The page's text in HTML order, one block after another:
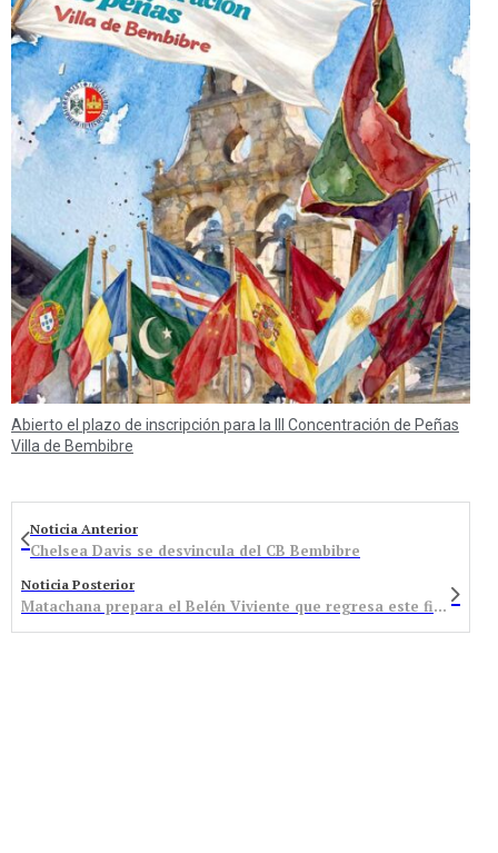
Abierto el plazo de inscripción para la III Concentración de Peñas
Villa de Bembibre
Noticia Anterior
Chelsea Davis se desvincula del CB Bembibre
Noticia Posterior
Matachana prepara el Belén Viviente que regresa este fin de semana